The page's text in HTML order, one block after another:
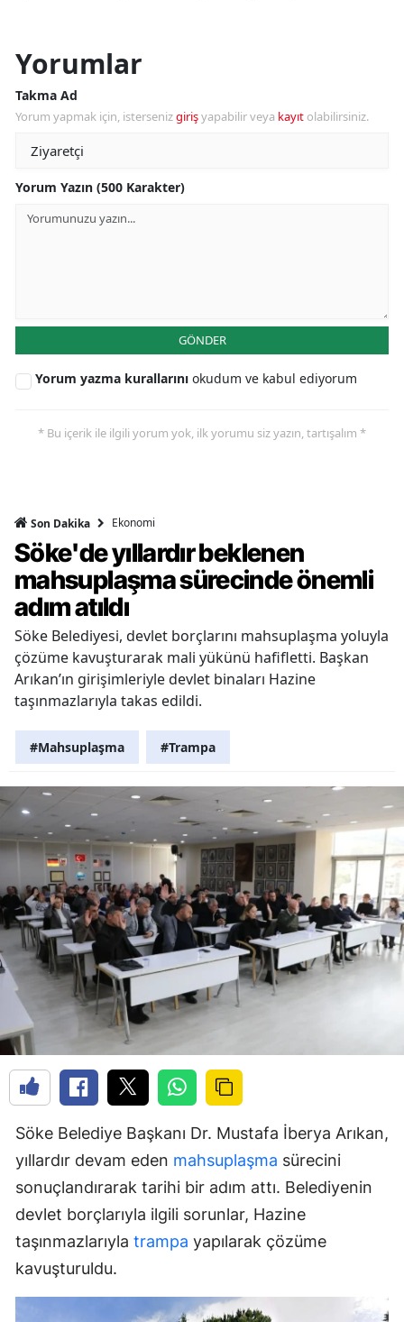
Yorumlar
Takma Ad
Yorum yapmak için, istersenizgirişyapabilir veya kayıt olabilirsiniz.
Yorum Yazın (500 Karakter)
GÖNDER
Yorum yazma kurallarını okudum ve kabul ediyorum
* Bu içerik ile ilgili yorum yok, ilk yorumu siz yazın, tartışalım *
Son Dakika Ekonomi
Söke'de yıllardır beklenen
mahsuplaşma sürecinde önemli
adım atıldı
Söke Belediyesi, devlet borçlarını mahsuplaşma yoluyla
çözüme kavuşturarak mali yükünü hafifletti. Başkan
Arıkan’ın girişimleriyle devlet binaları Hazine
taşınmazlarıyla takas edildi.
#Mahsuplaşma #Trampa
Söke Belediye Başkanı Dr. Mustafa İberya Arıkan,
yıllardır devam eden mahsuplaşma sürecini
sonuçlandırarak tarihi bir adım attı. Belediyenin
devlet borçlarıyla ilgili sorunlar, Hazine
taşınmazlarıyla trampa yapılarak çözüme
kavuşturuldu.